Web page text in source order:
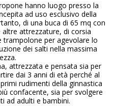
hanno luogo presso la
ad uso esclusivo della
di una buca di 65 mq con
attrezzature, di corsia
per agevolare lo
dei salti nella massima
attrezzata e pensata sia per
dai 3 anni di età perché al
rudimenti della ginnastica
confacente, sia per svolgere
ad adulti e bambini.